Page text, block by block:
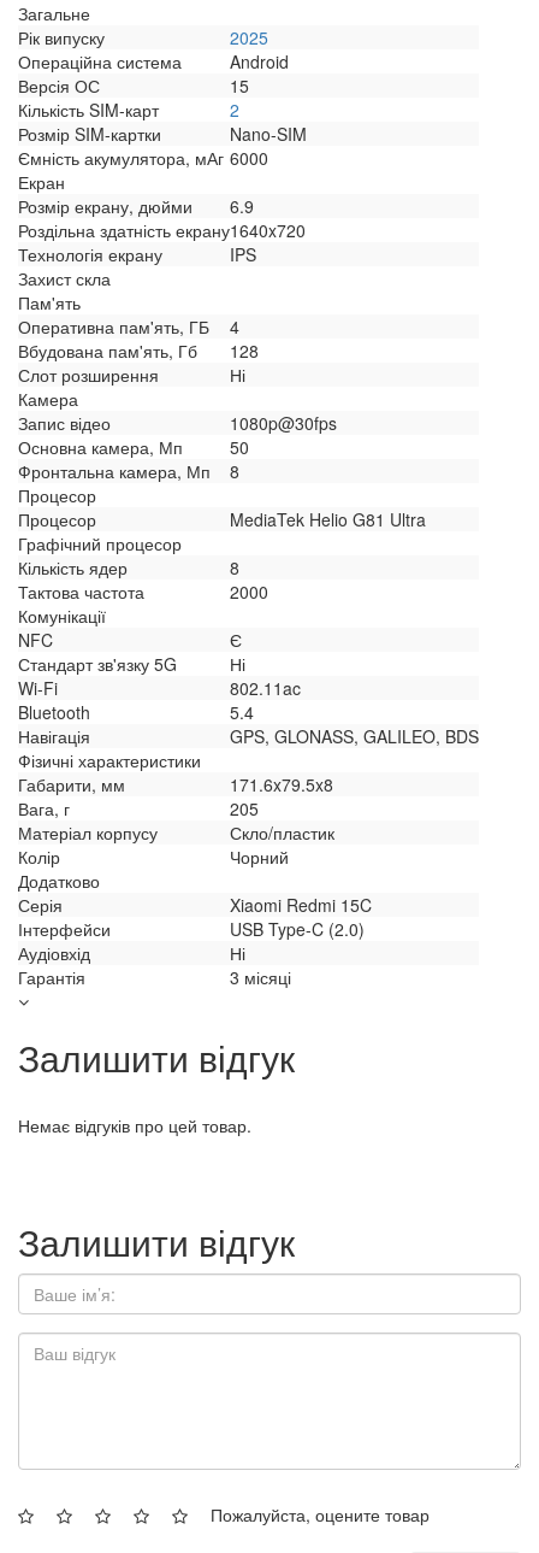
Загальне
Рік випуску
2025
Операційна система
Android
Версія ОС
15
Кількість SIM-карт
2
Розмір SIM-картки
Nano-SIM
Ємність акумулятора, мАг 6000
Екран
Розмір екрану, дюйми
6.9
Роздільна здатність екрану1640x720
Технологія екрану
IPS
Захист скла
Пам'ять
Оперативна пам'ять, ГБ
4
Вбудована пам'ять, Гб
128
Слот розширення
Ні
Камера
Запис відео
1080p@30fps
Основна камера, Мп
50
Фронтальна камера, Мп
8
Процесор
Процесор
MediaTek Helio G81 Ultra
Графічний процесор
Кількість ядер
8
Тактова частота
2000
Комунікації
NFC
Є
Стандарт зв'язку 5G
Ні
Wi-Fi
802.11ac
Bluetooth
5.4
Навігація
GPS, GLONASS, GALILEO, BDS
Фізичні характеристики
Габарити, мм
171.6x79.5x8
Вага, г
205
Матеріал корпусу
Скло/пластик
Колір
Чорний
Додатково
Серія
Xiaomi Redmi 15C
Інтерфейси
USB Type-C (2.0)
Аудіовхід
Ні
Гарантія
3 місяці
Залишити відгук
Немає відгуків про цей товар.
Залишити відгук
Пожалуйста, оцените товар